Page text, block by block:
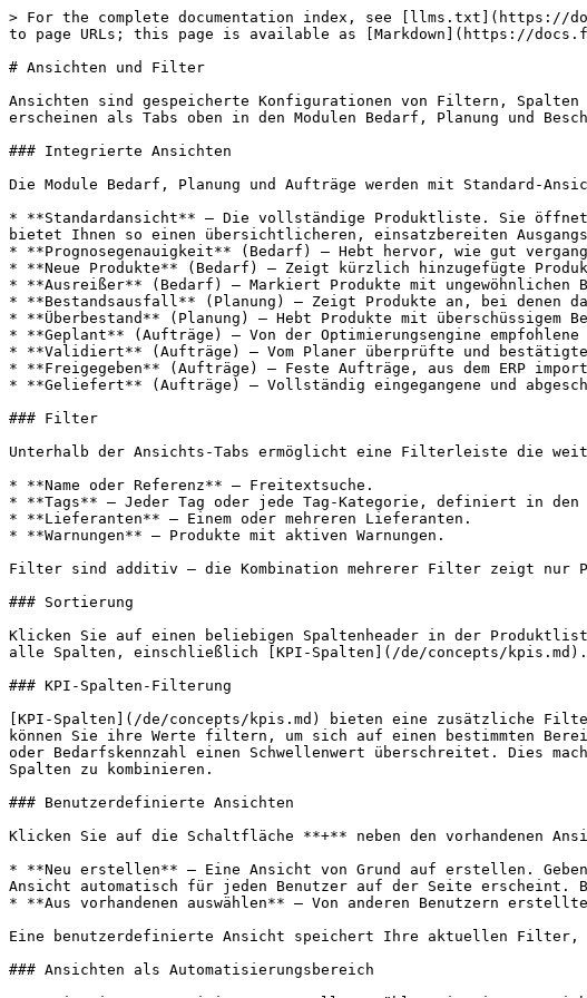
> For the complete documentation index, see [llms.txt](https://
to page URLs; this page is available as [Markdown](https://
# Ansichten und Filter
Ansichten sind gespeicherte Konfigurationen von Filtern,
erscheinen als Tabs oben in den Modulen Bedarf, Planung und
### Integrierte Ansichten
Die Module Bedarf, Planung und Aufträge werden mit Standard-
* **Standardansicht** — Die vollständige Produktliste. Sie
bietet Ihnen so einen übersichtlicheren, einsatzbereiten
* **Prognosegenauigkeit** (Bedarf) — Hebt hervor, wie gut
* **Neue Produkte** (Bedarf) — Zeigt kürzlich hinzugefügte
* **Ausreißer** (Bedarf) — Markiert Produkte mit ungewöhnlichen
* **Bestandsausfall** (Planung) — Zeigt Produkte an, bei denen
* **Überbestand** (Planung) — Hebt Produkte mit überschüssigem
* **Geplant** (Aufträge) — Von der Optimierungsengine
* **Validiert** (Aufträge) — Vom Planer überprüfte und
* **Freigegeben** (Aufträge) — Feste Aufträge, aus dem ERP
* **Geliefert** (Aufträge) — Vollständig eingegangene und
### Filter
Unterhalb der Ansichts-Tabs ermöglicht eine Filterleiste die
* **Name oder Referenz** — Freitextsuche.
* **Tags** — Jeder Tag oder jede Tag-Kategorie, definiert in
* **Lieferanten** — Einem oder mehreren Lieferanten.
* **Warnungen** — Produkte mit aktiven Warnungen.
Filter sind additiv — die Kombination mehrerer Filter zeigt nur
### Sortierung
Klicken Sie auf einen beliebigen Spaltenheader in der
alle Spalten, einschließlich [KPI-Spalten](/de/concepts/
### KPI-Spalten-Filterung
[KPI-Spalten](/de/concepts/kpis.md) bieten eine zusätzliche
können Sie ihre Werte filtern, um sich auf einen bestimmten
oder Bedarfskennzahl einen Schwellenwert überschreitet. Dies
Spalten zu kombinieren.
### Benutzerdefinierte Ansichten
Klicken Sie auf die Schaltfläche **+** neben den vorhandenen
* **Neu erstellen** — Eine Ansicht von Grund auf erstellen.
Ansicht automatisch für jeden Benutzer auf der Seite erscheint.
* **Aus vorhandenen auswählen** — Von anderen Benutzern
Eine benutzerdefinierte Ansicht speichert Ihre aktuellen Filter,
### Ansichten als Automatisierungsbereich